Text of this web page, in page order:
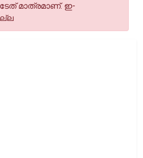
മാത്രമാണ്. ഇ-